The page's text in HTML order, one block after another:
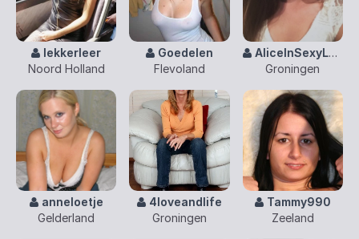
lekkerleer
Noord Holland
Goedelen
Flevoland
AliceInSexyLand
Groningen
anneloetje
Gelderland
4loveandlife
Groningen
Tammy990
Zeeland